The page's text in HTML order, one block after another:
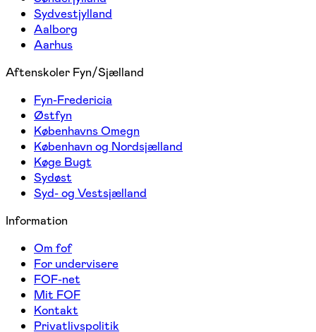
Sydvestjylland
Aalborg
Aarhus
Aftenskoler Fyn/Sjælland
Fyn-Fredericia
Østfyn
Københavns Omegn
København og Nordsjælland
Køge Bugt
Sydøst
Syd- og Vestsjælland
Information
Om fof
For undervisere
FOF-net
Mit FOF
Kontakt
Privatlivspolitik